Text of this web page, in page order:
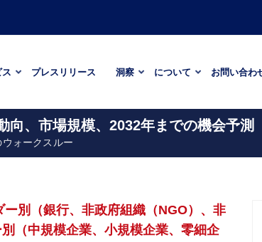
プレスリリース 洞察 について お問い合わ
、市場規模、2032年までの機会予測
ウォークスルー
別（銀行、非政府組織（NGO）、非
（中規模企業、小規模企業、零細企